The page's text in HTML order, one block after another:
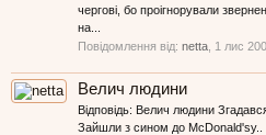
чергові, бо проігнорували
на...
Повідомлення від: netta 1 лис
Велич людини
Відповідь: Велич людини
Зайшли з сином до McDonald'sу..